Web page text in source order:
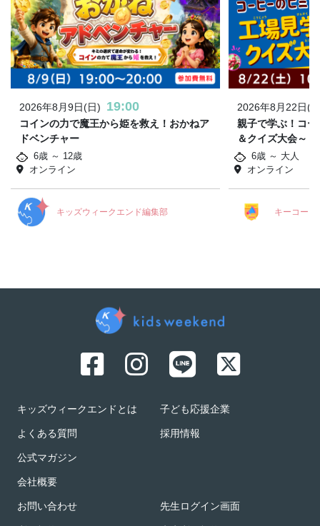
2026年8月9日(日) 19:00
コインの力で魔王から姫を救え！おかねア
ドベンチャー
6歳 ～ 12歳
オンライン
キッズウィークエンド編集部
2026年8月22日(
親子で学ぶ！コ
＆クイズ大会～
6歳 ～ 大人
オンライン
キーコーヒ
キッズウィークエンドとは
よくある質問
公式マガジン
会社概要
子ども応援企業
採用情報
お問い合わせ
先生ログイン画面